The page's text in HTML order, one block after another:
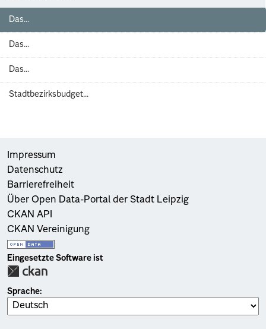
Das...
Das...
Das...
Stadtbezirksbudget...
Impressum
Datenschutz
Barrierefreiheit
Über Open Data-Portal der Stadt Leipzig
CKAN API
CKAN Vereinigung
Eingesetzte Software ist
Sprache